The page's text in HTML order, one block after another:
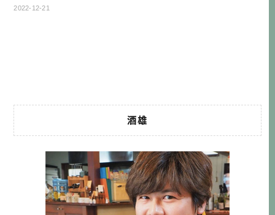
的跟器官有關係，因為後面的一座山，因為形狀的關係，就
2022-12-21
酒雄